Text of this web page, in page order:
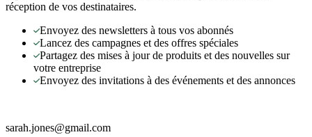
réception de vos destinataires.
Envoyez des newsletters à tous vos abonnés
Lancez des campagnes et des offres spéciales
Partagez des mises à jour de produits et des nouvelles sur
votre entreprise
Envoyez des invitations à des événements et des annonces
sarah.jones@gmail.com